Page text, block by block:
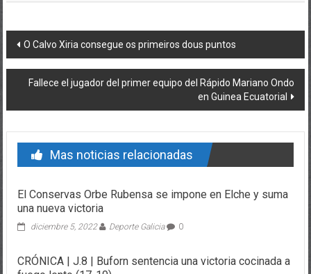
Post navigation
O Calvo Xiria consegue os primeiros dous puntos
Fallece el jugador del primer equipo del Rápido Mariano Ondo
en Guinea Ecuatorial
Mas noticias relacionadas
El Conservas Orbe Rubensa se impone en Elche y suma
una nueva victoria
diciembre 5, 2022 Deporte Galicia 0
CRÓNICA | J.8 | Buforn sentencia una victoria cocinada a